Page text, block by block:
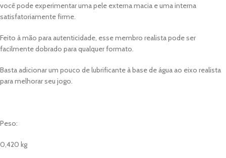
você pode experimentar uma pele externa macia e uma interna
satisfatoriamente firme.
Feito à mão para autenticidade, esse membro realista pode ser
facilmente dobrado para qualquer formato.
Basta adicionar um pouco de lubrificante à base de água ao eixo realista
para melhorar seu jogo.
Peso:
0,420 kg